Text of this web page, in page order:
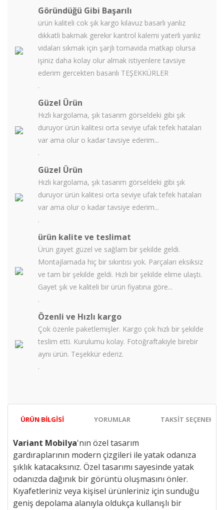
Göründüğü Gibi Başarılı
ürün kaliteli cok şık kargo kılavuz basarlı yanlız
dıkkatli bakmak gerekır kantrol kalemi yaterli yanlız
vidaları sıkmak için şarjlı tornavida matkap olursa
işiniz daha kolay olur almak istiyenlere tavsiye
ederim gercekten basarılı TEŞEKKÜRLER
.
Güzel Ürün
Hızlı kargolama, şık tasarım görseldeki gibi şık
duruyor ürün kalitesi orta seviye ufak tefek hataları
var ama olur o kadar tavsiye ederim...
.
Güzel Ürün
Hızlı kargolama, şık tasarım görseldeki gibi şık
duruyor ürün kalitesi orta seviye ufak tefek hataları
var ama olur o kadar tavsiye ederim...
.
ürün kalite ve teslimat
Ürün gayet güzel ve sağlam bir şekilde geldi.
Montajlamada hiç bir sıkıntısı yok. Parçaları eksiksiz
ve tam bir şekilde geldi. Hızlı bir şekilde elime ulaştı.
Gayet şık ve kaliteli bir ürün fiyatına göre...
.
Özenli ve Hızlı kargo
Çok özenle paketlemişler. Kargo çok hızlı bir şekilde
teslim etti. Kurulumu kolay. Fotoğraftakiyle birebir
aynı ürün. Teşekkür ederiz.
.
ÜRÜN BILGISI YORUMLAR TAKSIT
Variant Mobilya'nın özel tasarım
gardıraplarının modern çizgileri ile yatak odanıza
şıklık katacaksınız. Özel tasarımı sayesinde yatak
odanızda dağınık bir görüntü oluşmasını önler.
Kıyafetleriniz veya kişisel ürünleriniz için sunduğu
geniş depolama alanıyla oldukça kullanışlı bir